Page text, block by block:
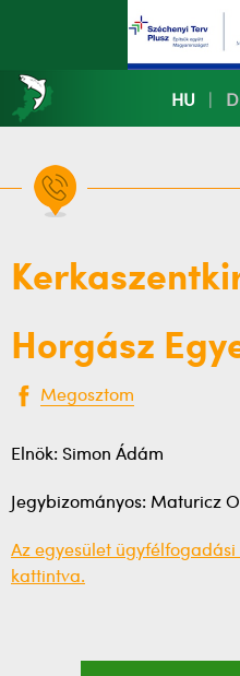
HU
Horgász
Megosztom
Elnök: Simon Ádám
Jegybizományos: Maturicz
Az egyesület
kattintva.